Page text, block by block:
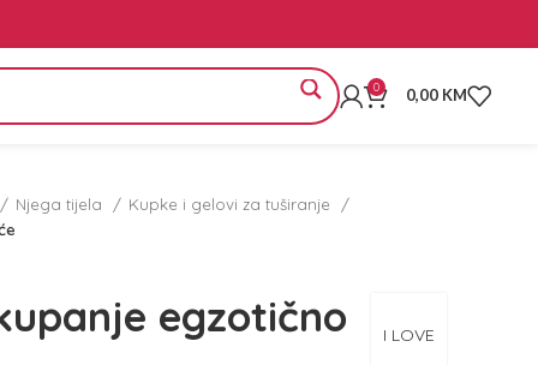
0 0,00 KM
Njega tijela
Kupke i gelovi za tuširanje
I LOVE
egzotično